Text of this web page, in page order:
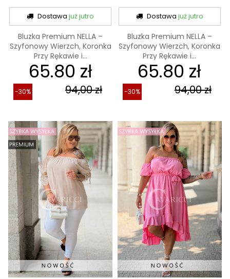
Dostawajuż jutro
Bluzka Premium NELLA –
Szyfonowy Wierzch, Koronka
Przy Rękawie i...
65.80 zł
94,00 zł
-30%
Dostawa już jutro
Bluzka Premium NELLA –
Szyfonowy Wierzch, Koronka
Przy Rękawie i...
65.80 zł
94,00 zł
-30%